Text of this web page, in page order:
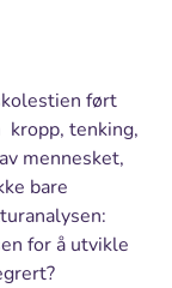
ført
kropp, tenking,
mennesket,
bare
for å utvikle